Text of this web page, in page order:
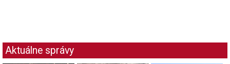
Aktuálne správy